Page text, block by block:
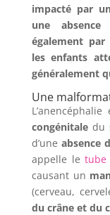
impacté par
une
également par
les enfants
généralement
Une
congénitaledu
d’une absence
appelle letube
causant un
(cerveau,
du crâne et du